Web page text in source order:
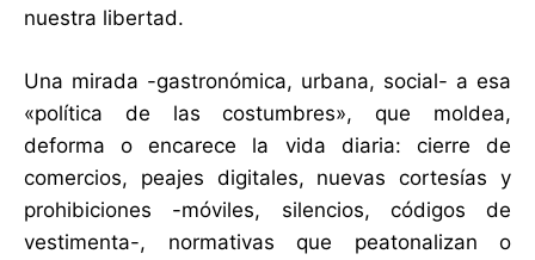
nuestra libertad.
Una mirada -gastronómica, urbana, social- a esa
«política de las costumbres», que moldea,
deforma o encarece la vida diaria: cierre de
comercios, peajes digitales, nuevas cortesías y
prohibiciones -móviles, silencios, códigos de
vestimenta-, normativas que peatonalizan o